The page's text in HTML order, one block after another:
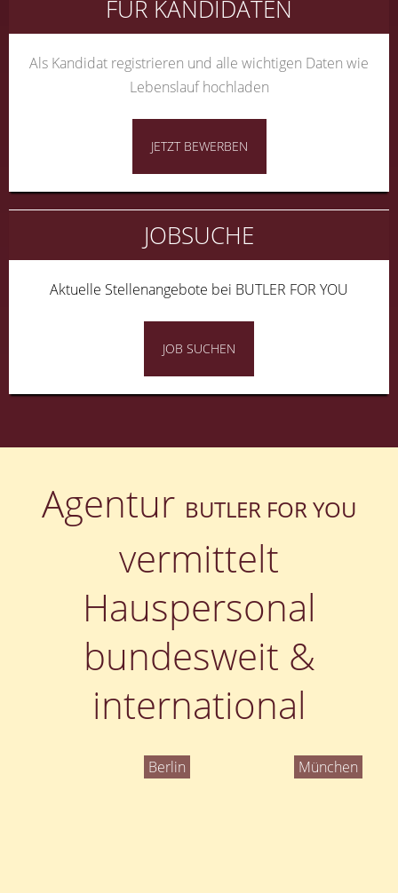
FÜR KANDIDATEN
Als Kandidat registrieren und alle wichtigen Daten wie
Lebenslauf hochladen
JETZT BEWERBEN
JOBSUCHE
Aktuelle Stellenangebote bei BUTLER FOR YOU
JOB SUCHEN
Agentur BUTLER FOR YOU
vermittelt
Hauspersonal
bundesweit &
international
Berlin München